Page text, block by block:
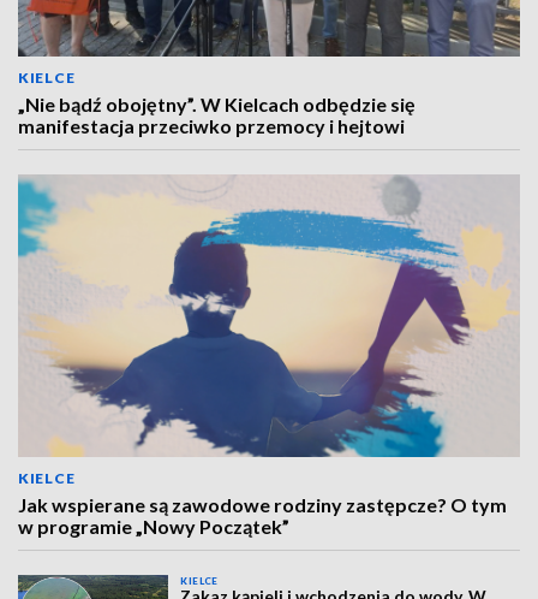
KIELCE
„Nie bądź obojętny”. W Kielcach odbędzie się
manifestacja przeciwko przemocy i hejtowi
KIELCE
Jak wspierane są zawodowe rodziny zastępcze? O tym
w programie „Nowy Początek”
KIELCE